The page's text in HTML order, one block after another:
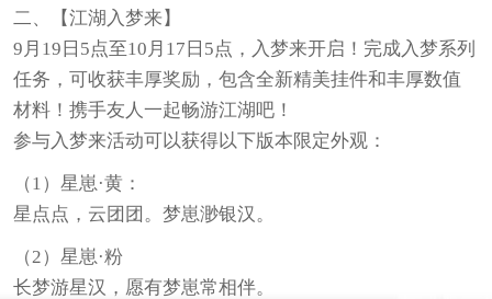
二、【江湖入梦来】
9月19日5点至10月17日5点，入梦来开启！完成入梦系列
任务，可收获丰厚奖励，包含全新精美挂件和丰厚数值
材料！携手友人一起畅游江湖吧！
参与入梦来活动可以获得以下版本限定外观：
（1）星崽·黄：
星点点，云团团。梦崽渺银汉。
（2）星崽·粉
长梦游星汉，愿有梦崽常相伴。